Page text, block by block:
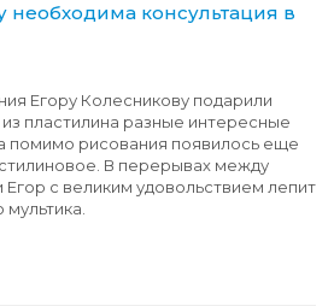
необходима консультация в
Егору Колесникову подарили
из пластилина разные интересные
помимо рисования появилось еще
В перерывах между
с великим удовольствием лепит